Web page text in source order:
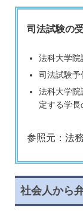
司法試験の
法科大学院
司法試験予
法科大学院
定する学長
参照元：法
社会人から